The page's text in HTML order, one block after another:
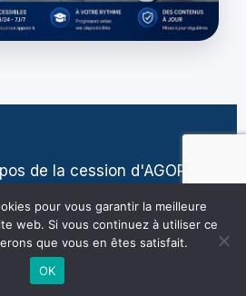
de la cession d'AGORA
pierre-villatte.fr
pour vous garantir la meilleure
web. Si vous continuez à utiliser ce
que vous en êtes satisfait.
OK